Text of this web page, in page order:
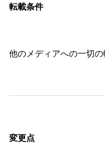
転載条件
他のメディアへの一切の
変更点